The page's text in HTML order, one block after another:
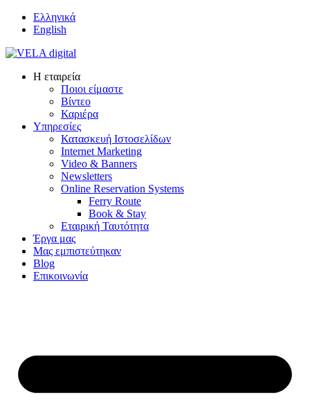
Ελληνικά
English
Η εταιρεία
Ποιοι είμαστε
Βίντεο
Καριέρα
Υπηρεσίες
Κατασκευή Ιστοσελίδων
Internet Marketing
Video & Banners
Newsletters
Online Reservation Systems
Ferry Route
Book & Stay
Εταιρική Ταυτότητα
Έργα μας
Μας εμπιστεύτηκαν
Blog
Επικοινωνία